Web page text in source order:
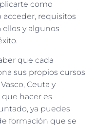
como
requisitos
y algunos
que cada
sus propios cursos
Ceuta y
hacer es
ya puedes
formación que se